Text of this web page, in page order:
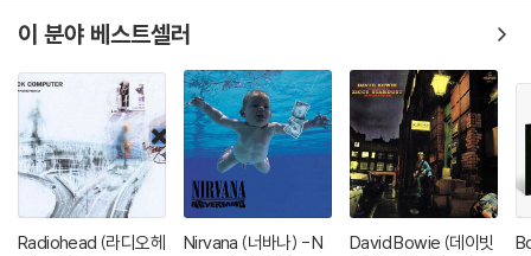
이 분야 베스트셀러
Radiohead (라디오헤
Nirvana (너바나) - N
David Bowie (데이빗